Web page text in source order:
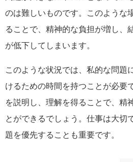
のは難しいものです。このような
ることで、精神的な負担が増し、
が低下してしまいます。
このような状況では、私的な問題
けるための時間を持つことが必要
を説明し、理解を得ることで、精
とができるでしょう。仕事は大切
題を優先することも重要です。